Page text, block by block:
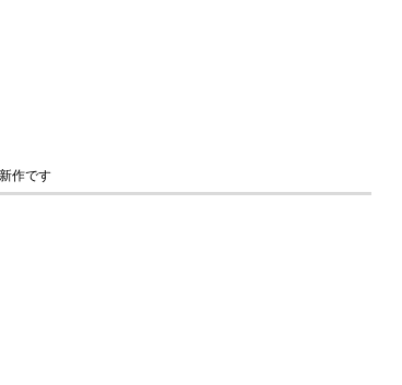
作です